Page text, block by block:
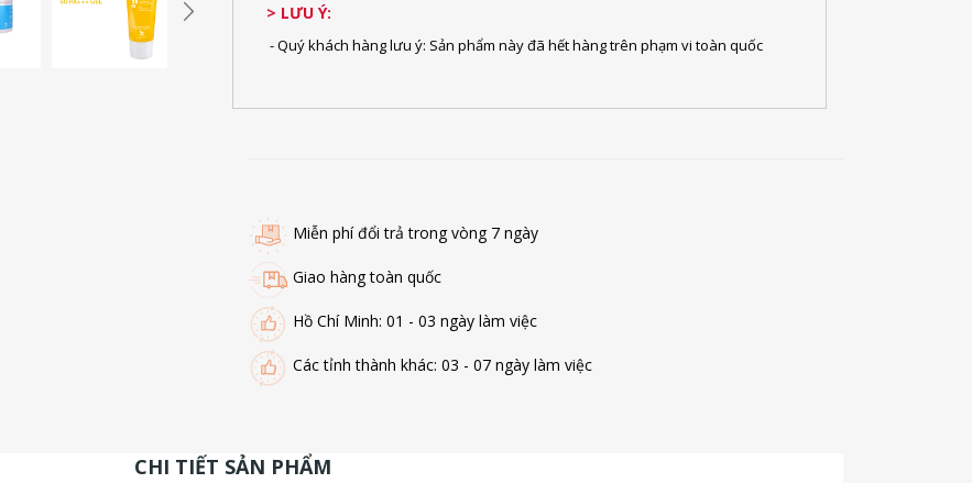
> LƯU Ý:
- Quý khách hàng lưu ý: Sản phẩm này đã hết hàng trên phạm vi toàn quốc
Miễn phí đổi trả trong vòng 7 ngày
Giao hàng toàn quốc
Hồ Chí Minh: 01 - 03 ngày làm việc
Các tỉnh thành khác: 03 - 07 ngày làm việc
CHI TIẾT SẢN PHẨM